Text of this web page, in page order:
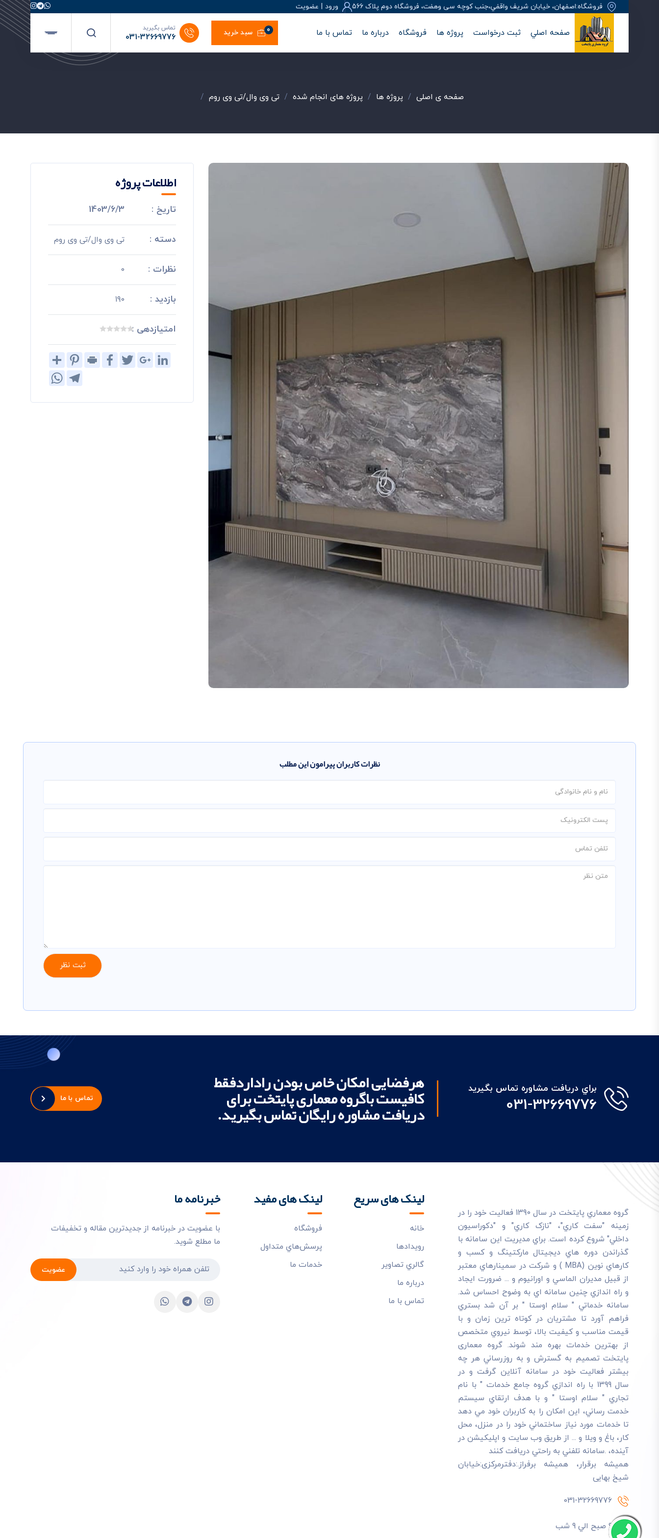
فروشگاه:اصفهان، خيابان شريف واقفي،جنب کوچه سی وهفت، فروشگاه دوم پلاک 566 ورود | عضويت
صفحه اصلي ثبت درخواست پروژه ها فروشگاه درباره ما تماس با ما سبد خرید 0 تماس بگیرید
031-32669776
صفحه ی اصلی / پروژه ها / پروژه های انجام شده /تی وی وال/تی وی روم /
اطلاعات پروژه
تاریخ : 1403/6/3
دسته : تی وی وال/تی وی روم
نظرات : 0
بازدید : 190
امتیازدهی :
Share
PinterestPrint
FacebookTwitterGoogle+LinkedIn
WhatsAppTelegram
نظرات کاربران پیرامون این مطلب
براي دريافت مشاوره تماس بگيريد
031-32669776
هرفضایی امکان خاص بودن راداردفقط
کافیست باگروه معماری پایتخت برای
دریافت مشاوره رایگان تماس بگیرید.
تماس با ما
گروه معماري پايتخت در سال 1390 فعاليت خود را در
زمينه "سفت کاري"، "نازک کاري" و "دکوراسيون
داخلي" شروع کرده است. براي مديريت اين سامانه با
گذراندن دوره هاي ديجيتال مارکتينگ و کسب و
کارهاي نوين (MBA ) و شرکت در سمينارهاي معتبر
از قبيل مديران الماسي و اورانيوم و ... ضرورت ايجاد
و راه اندازي چنين سامانه اي به وضوح احساس شد.
سامانه خدماتي " سلام اوستا " بر آن شد بستري
فراهم آورد تا مشتريان در کوتاه ترين زمان و با
قيمت مناسب و کيفيت بالا، توسط نيروي متخصص
از بهترين خدمات بهره مند شوند. گروه معماری
پایتخت تصميم به گسترش و به روزرساني هر چه
بيشتر فعاليت خود در سامانه آنلاين گرفت و در
سال 1399 با راه اندازي گروه جامع خدمات " با نام
تجاري " سلام اوستا " و با هدف ارتقاي سيستم
خدمت رساني، اين امکان را به کاربران خود مي دهد
تا خدمات مورد نياز ساختماني خود را در منزل، محل
کار، باغ و ويلا و ... از طريق وب سايت و اپليکيشن در
آينده، .سامانه تلفني به راحتي دريافت کنند
هميشه برقرار، هميشه برفراز.:دفترمرکزی:خیابان
شیخ بهایی
031-32669776
9 صبح الي 9 شب
لینک های سریع
خانه
رويدادها
گالري تصاوير
درباره ما
تماس با ما
لینک های مفید
فروشگاه
پرسش‌هاي متداول
خدمات ما
خبرنامه ما
با عضویت در خبرنامه از جدیدترین مقاله و تخفیفات
ما مطلع شوید.
عضویت